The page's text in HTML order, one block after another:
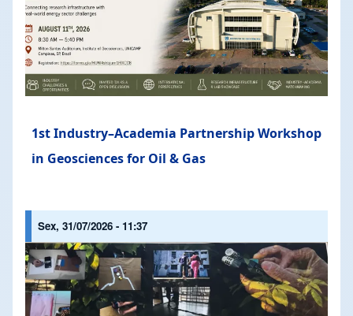
1st Industry–Academia Partnership Workshop
in Geosciences for Oil & Gas
Sex, 31/07/2026 - 11:37